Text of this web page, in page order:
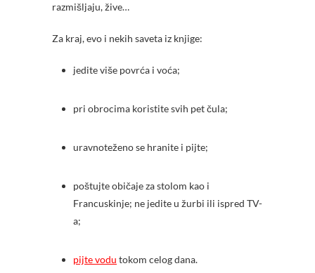
razmišljaju, žive…
Za kraj, evo i nekih saveta iz knjige:
jedite više povrća i voća;
pri obrocima koristite svih pet čula;
uravnoteženo se hranite i pijte;
poštujte običaje za stolom kao i
Francuskinje; ne jedite u žurbi ili ispred TV-
a;
pijte vodu tokom celog dana.